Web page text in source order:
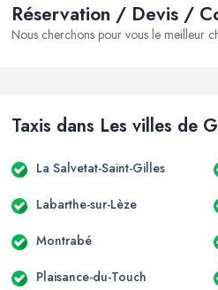
Réservation / Devis /
Nous cherchons pour vous le meilleur
Taxis dans Les villes de
La Salvetat-Saint-Gilles
Labarthe-sur-Lèze
Montrabé
Plaisance-du-Touch